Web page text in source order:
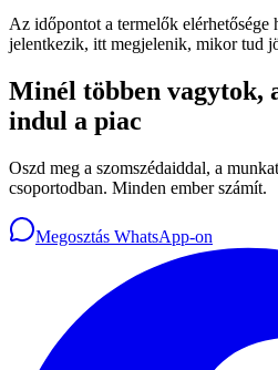
Az időpontot a termelők
jelentkezik, itt megjelenik, mikor tud
Minél többen vagytok,
indul a piac
Oszd meg a szomszédaiddal, a
csoportodban. Minden ember számít.
Megosztás WhatsApp-on